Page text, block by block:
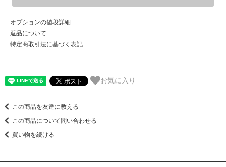
オプションの値段詳細
返品について
特定商取引法に基づく表記
お気に入り
この商品を友達に教える
この商品について問い合わせる
買い物を続ける